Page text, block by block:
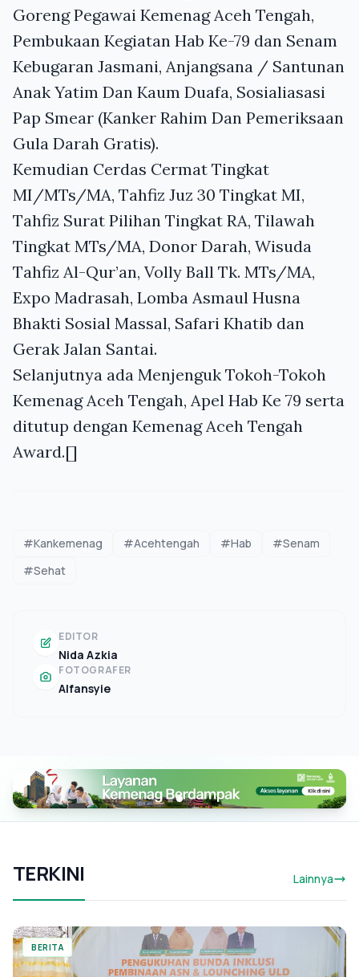
Goreng Pegawai Kemenag Aceh Tengah,
Pembukaan Kegiatan Hab Ke-79 dan Senam
Kebugaran Jasmani, Anjangsana / Santunan
Anak Yatim Dan Kaum Duafa, Sosialiasasi
Pap Smear (Kanker Rahim Dan Pemeriksaan
Gula Darah Gratis).
Kemudian Cerdas Cermat Tingkat
MI/MTs/MA, Tahfiz Juz 30 Tingkat MI,
Tahfiz Surat Pilihan Tingkat RA, Tilawah
Tingkat MTs/MA, Donor Darah, Wisuda
Tahfiz Al-Qur’an, Volly Ball Tk. MTs/MA,
Expo Madrasah, Lomba Asmaul Husna
Bhakti Sosial Massal, Safari Khatib dan
Gerak Jalan Santai.
Selanjutnya ada Menjenguk Tokoh-Tokoh
Kemenag Aceh Tengah, Apel Hab Ke 79 serta
ditutup dengan Kemenag Aceh Tengah
Award.[]
#Kankemenag #Acehtengah #Hab
#Senam
#Sehat
EDITOR
Nida Azkia
FOTOGRAFER
Alfansyie
TERKINI Lainnya
BERITA